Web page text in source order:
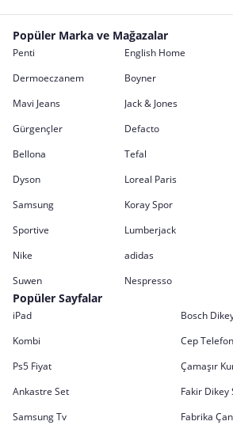
Popüler Marka ve Mağazalar
Penti English Home
Dermoeczanem
Boyner
Mavi Jeans
Jack & Jones
Gürgençler
Defacto
Bellona
Tefal
Dyson
Loreal Paris
Samsung
Koray Spor
Sportive
Lumberjack
Nike
adidas
Suwen
Nespresso
Popüler Sayfalar
iPad
Bosch
Kombi
Cep
Ps5 Fiyat
Çamaşır
Ankastre Set
Fakir Dikey
Samsung Tv
Fabrika